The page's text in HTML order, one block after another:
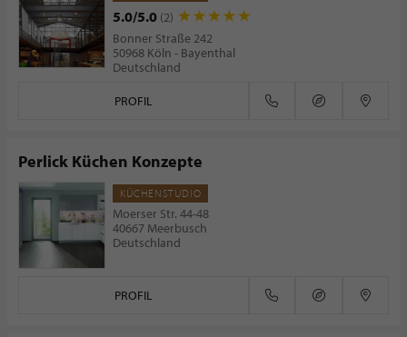
5.0/5.0 (2)
Bonner Straße 242
50968 Köln - Bayenthal
Deutschland
PROFIL
Perlick Küchen Konzepte
KÜCHENSTUDIO
Moerser Str. 44-48
40667 Meerbusch
Deutschland
PROFIL